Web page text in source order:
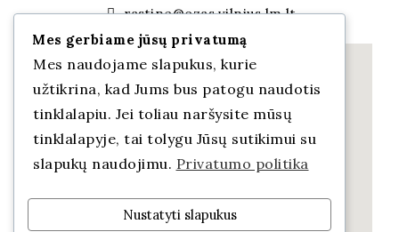
rastine@ozas.vilnius.lm.lt
Mes gerbiame jūsų privatumą
Mes naudojame slapukus, kurie
užtikrina, kad Jums bus patogu naudotis
tinklalapiu. Jei toliau naršysite mūsų
tinklalapyje, tai tolygu Jūsų sutikimui su
slapukų naudojimu. Privatumo politika
Nustatyti slapukus